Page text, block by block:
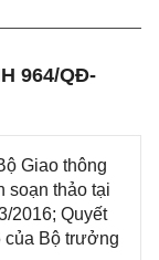
964/QĐ-
Giao thông
soạn thảo tại
2016; Quyết
của Bộ trưởng